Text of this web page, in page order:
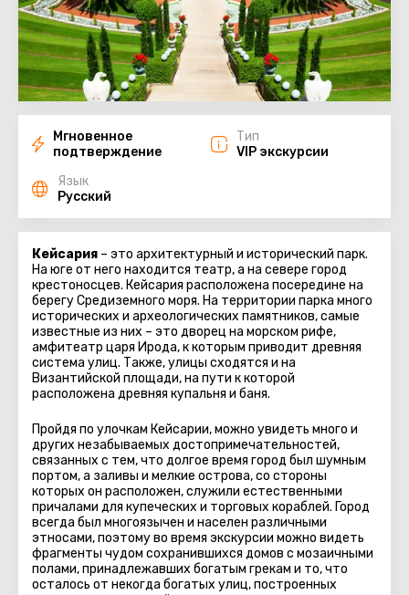
Мгновенное
подтверждение
Тип
VIP экскурсии
Язык
Русский
Кейсария – это архитектурный и исторический парк.
На юге от него находится театр, а на севере город
крестоносцев. Кейсария расположена посередине на
берегу Средиземного моря. На территории парка много
исторических и археологических памятников, самые
известные из них – это дворец на морском рифе,
амфитеатр царя Ирода, к которым приводит древняя
система улиц. Также, улицы сходятся и на
Византийской площади, на пути к которой
расположена древняя купальня и баня.
Пройдя по улочкам Кейсарии, можно увидеть много и
других незабываемых достопримечательностей,
связанных с тем, что долгое время город был шумным
портом, а заливы и мелкие острова, со стороны
которых он расположен, служили естественными
причалами для купеческих и торговых кораблей. Город
всегда был многоязычен и населен различными
этносами, поэтому во время экскурсии можно видеть
фрагменты чудом сохранившихся домов с мозаичными
полами, принадлежавших богатым грекам и то, что
осталось от некогда богатых улиц, построенных